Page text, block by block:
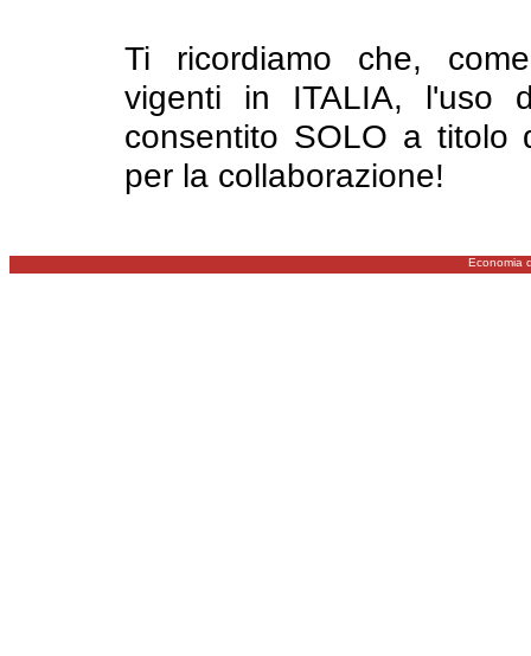
Ti ricordiamo che,
vigenti in ITALIA, l'uso
consentito SOLO a titolo
per la collaborazione!